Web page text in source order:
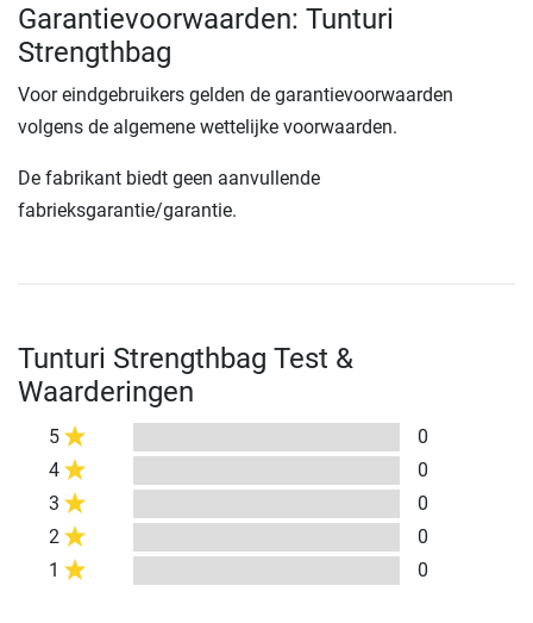
Garantievoorwaarden: Tunturi
Strengthbag
Voor eindgebruikers gelden de garantievoorwaarden
volgens de algemene wettelijke voorwaarden.
De fabrikant biedt geen aanvullende
fabrieksgarantie/garantie.
Tunturi Strengthbag Test &
Waarderingen
5
0
4
0
3
0
2
0
1
0